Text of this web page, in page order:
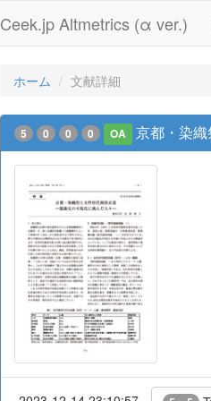
Ceek.jp Altmetrics (α ver.)
ホーム 文献詳細
5 0 0 0 OA 京都・染